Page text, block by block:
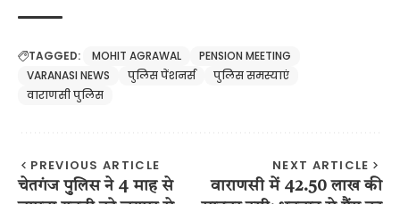
TAGGED: MOHIT AGRAWAL
PENSION MEETING
VARANASI NEWS
पुलिस पेंशनर्स
पुलिस समस्याएं
वाराणसी पुलिस
PREVIOUS ARTICLE
चेतगंज पुलिस ने 4 माह से
NEXT ARTICLE
वाराणसी में 42.50 लाख की